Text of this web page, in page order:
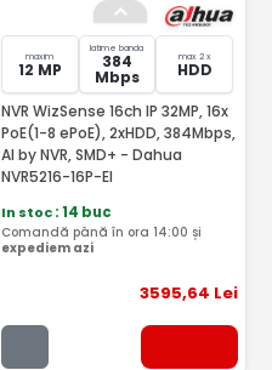
maxim
12 MP
latime banda
384
Mbps
max 2 x
HDD
NVR WizSense 16ch IP 32MP, 16x
PoE(1-8 ePoE), 2xHDD, 384Mbps,
AI by NVR, SMD+ - Dahua
NVR5216-16P-EI
In stoc: 14 buc
Comandă până în ora 14:00 și
expediem azi
3595,64 Lei